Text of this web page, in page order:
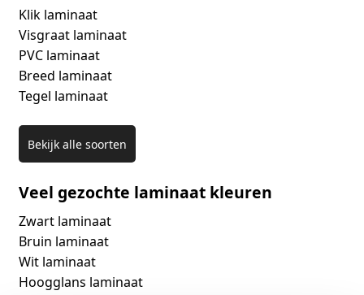
Klik laminaat
Visgraat laminaat
PVC laminaat
Breed laminaat
Tegel laminaat
Bekijk alle soorten
Veel gezochte laminaat kleuren
Zwart laminaat
Bruin laminaat
Wit laminaat
Hoogglans laminaat